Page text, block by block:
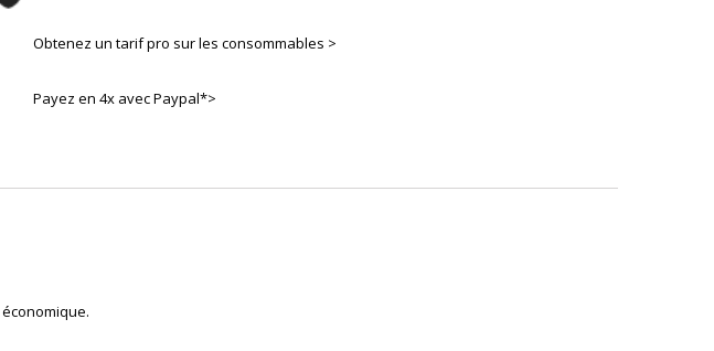
Obtenez un tarif pro sur les consommables >
Payez en 4x avec Paypal*>